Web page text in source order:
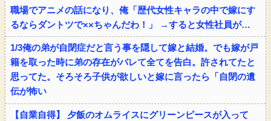
職場でアニメの話になり、俺「歴代女性キャラの中で嫁にす
るならダントツで××ちゃんだわ！」 →すると女性社員が…
1/3俺の弟が自閉症だと言う事を隠して嫁と結婚。でも嫁が戸
籍を取った時に弟の存在がバレて全てを告白。許されてたと
思ってた。そろそろ子供が欲しいと嫁に言ったら「自閉の遺
伝が怖い
【自業自得】 夕飯のオムライスにグリーンピースが入って